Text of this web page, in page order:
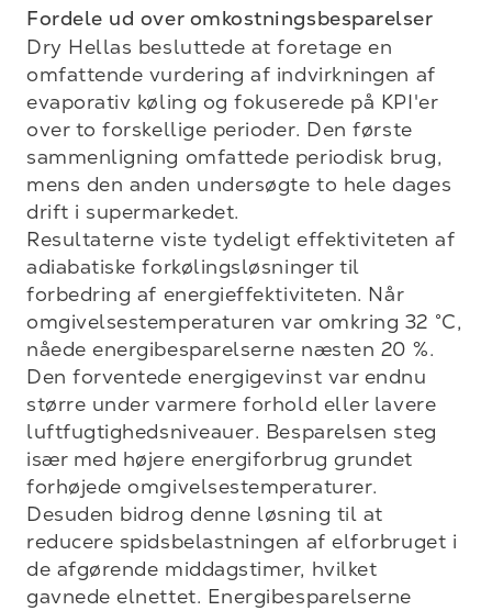
Fordele ud over omkostningsbesparelser
Dry Hellas besluttede at foretage en
omfattende vurdering af indvirkningen af
evaporativ køling og fokuserede på KPI'er
over to forskellige perioder. Den første
sammenligning omfattede periodisk brug,
mens den anden undersøgte to hele dages
drift i supermarkedet.
Resultaterne viste tydeligt effektiviteten af
adiabatiske forkølingsløsninger til
forbedring af energieffektiviteten. Når
omgivelsestemperaturen var omkring 32 °C,
nåede energibesparelserne næsten 20 %.
Den forventede energigevinst var endnu
større under varmere forhold eller lavere
luftfugtighedsniveauer. Besparelsen steg
især med højere energiforbrug grundet
forhøjede omgivelsestemperaturer.
Desuden bidrog denne løsning til at
reducere spidsbelastningen af elforbruget i
de afgørende middagstimer, hvilket
gavnede elnettet. Energibesparelserne